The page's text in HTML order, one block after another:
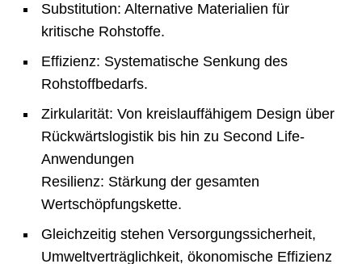
Substitution: Alternative Materialien für
kritische Rohstoffe.
Effizienz: Systematische Senkung des
Rohstoffbedarfs.
Zirkularität: Von kreislauffähigem Design über
Rückwärtslogistik bis hin zu Second Life-
Anwendungen
Resilienz: Stärkung der gesamten
Wertschöpfungskette.
Gleichzeitig stehen Versorgungssicherheit,
Umweltverträglichkeit, ökonomische Effizienz